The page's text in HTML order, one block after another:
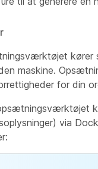
kører
maskine.
for din
via